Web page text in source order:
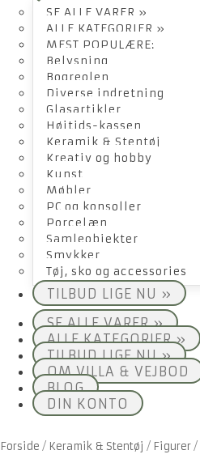
SE ALLE VARER »
ALLE KATEGORIER »
MEST POPULÆRE:
Belysning
Bogreolen
Diverse indretning
Glasartikler
Højtids-kassen
Keramik & Stentøj
Kreativ og hobby
Kunst
Møbler
PC og konsoller
Porcelæn
Samleobjekter
Smykker
Tøj, sko og accessories
TILBUD LIGE NU »
SE ALLE VARER »
ALLE KATEGORIER »
TILBUD LIGE NU »
OM VILLA & VEJBOD
BLOG
DIN KONTO
Forside / Keramik & Stentøj / Figurer/